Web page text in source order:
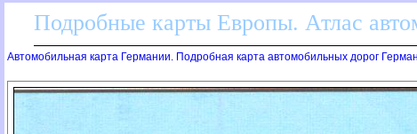
Подробные карты Европы. Атлас
Автомобильная карта Германии. Подробная карта автомобильных дорог